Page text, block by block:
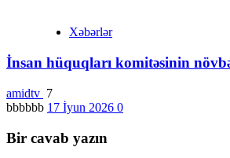
Xəbərlər
İnsan hüquqları komitəsinin
amidtv 7
bbbbbb 17 İyun 2026 0
Bir cavab yazın